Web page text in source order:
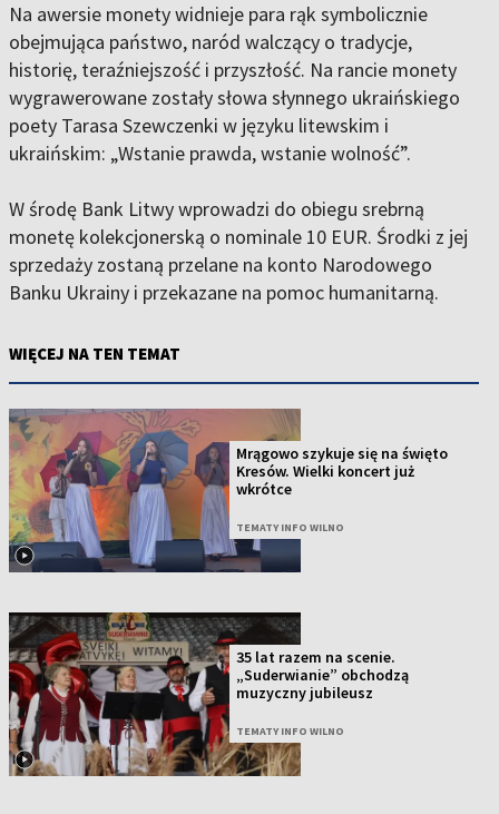
Na awersie monety widnieje para rąk symbolicznie
obejmująca państwo, naród walczący o tradycje,
historię, teraźniejszość i przyszłość. Na rancie monety
wygrawerowane zostały słowa słynnego ukraińskiego
poety Tarasa Szewczenki w języku litewskim i
ukraińskim: „Wstanie prawda, wstanie wolność”.
W środę Bank Litwy wprowadzi do obiegu srebrną
monetę kolekcjonerską o nominale 10 EUR. Środki z jej
sprzedaży zostaną przelane na konto Narodowego
Banku Ukrainy i przekazane na pomoc humanitarną.
WIĘCEJ NA TEN TEMAT
Mrągowo szykuje się na święto
Kresów. Wielki koncert już
wkrótce
TEMATY INFO WILNO
35 lat razem na scenie.
„Suderwianie” obchodzą
muzyczny jubileusz
TEMATY INFO WILNO